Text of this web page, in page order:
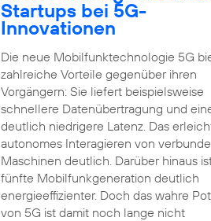
Startups bei 5G-
Innovationen
Die neue Mobilfunktechnologie 5G
zahlreiche Vorteile gegenüber ihren
Vorgängern: Sie liefert beispielsweise
schnellere Datenübertragung und
deutlich niedrigere Latenz. Das
autonomes Interagieren von
Maschinen deutlich. Darüber hinaus
fünfte Mobilfunkgeneration deutlich
energieeffizienter. Doch das wahre
von 5G ist damit noch lange nicht